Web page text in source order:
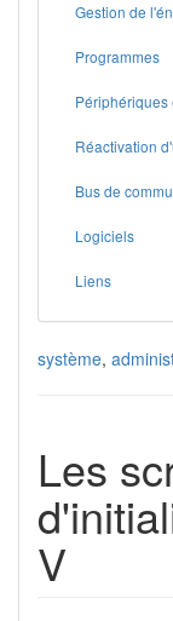
Gestion de
Programmes
Périphériques
Réactivation
Bus de
Logiciels
Liens
système,
Les
V